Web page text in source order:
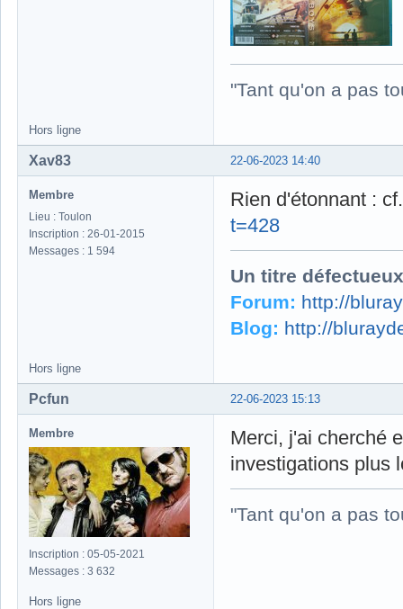
"Tant qu'on a pas
Hors ligne
22-06-2023 14:40
Xav83
Membre
Lieu : Toulon
Inscription : 26-01-2015
Messages : 1 594
Rien d'étonnant :
t=428
Un titre
Forum: http://
Blog: http://
Hors ligne
22-06-2023 15:13
Pcfun
Membre
Inscription : 05-05-2021
Messages : 3 632
Merci, j'ai cherché
investigations plus
"Tant qu'on a pas
Hors ligne